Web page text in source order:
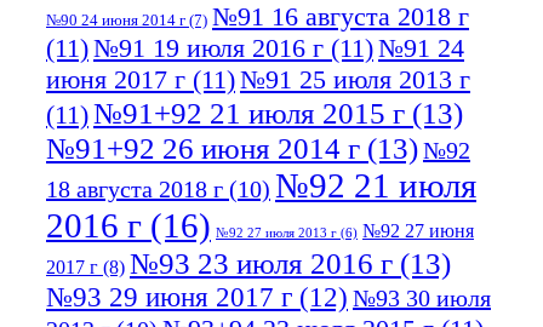
№90 24 июня 2014 г (7) №91 16 августа 2018 г
(11)№91 19 июля 2016 г (11)№91 24
июня 2017 г (11)№91 25 июля 2013 г
(11)№91+92 21 июля 2015 г (13)
№91+92 26 июня 2014 г (13)№92
18 августа 2018 г (10) №92 21 июля
2016 г (16) №92 27 июля 2013 г (6) №92 27 июня
2017 г (8) №93 23 июля 2016 г (13)
№93 29 июня 2017 г (12) №93 30 июля